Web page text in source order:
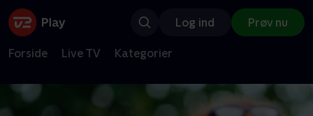
Log ind Prøv nu
Forside Live TV Kategorier